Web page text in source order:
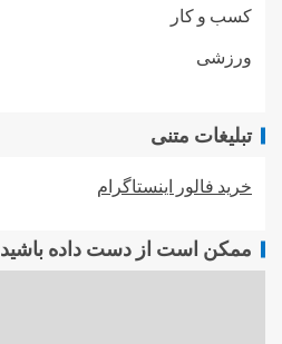
کسب و کار
ورزشی
تبلیغات متنی
خرید فالور اینستاگرام
ممکن است از دست داده باشید